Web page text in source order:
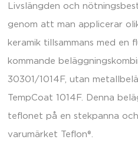
Livslängden och
genom att man applicerar
keramik tillsammans med en
kommande
30301/1014F, utan
TempCoat 1014F. Denna
teflonet på en stekpanna
varumärket Teflon®.